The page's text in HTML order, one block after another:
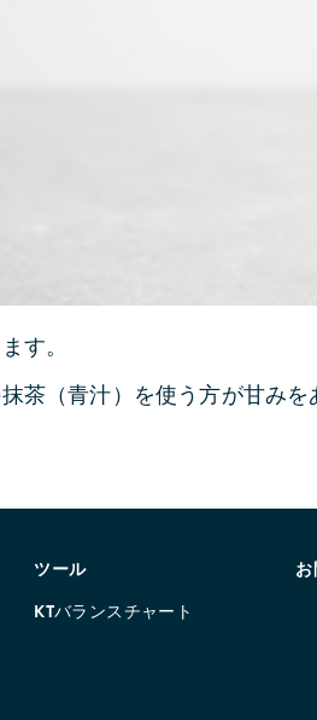
す。
茶（青汁）を使う方が甘みを
ツール
KTバランスチャート